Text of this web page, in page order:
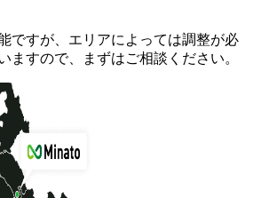
ですが、エリアによっては調整が必
ますので、まずはご相談ください。